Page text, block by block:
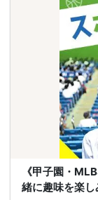
《甲子園・
緒に趣味を楽し